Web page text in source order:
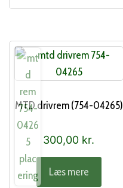
MTD drivrem (754-04265)
300,00 kr.
Læs mere